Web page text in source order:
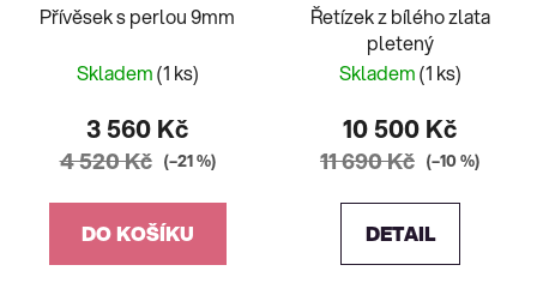
Přívěsek s perlou 9mm
Skladem(1 ks)
3 560 Kč
4 520 Kč (–21 %)
DO KOŠÍKU
Řetízek z bílého zlata
pletený
Skladem(1 ks)
10 500 Kč
11 690 Kč (–10 %)
DETAIL